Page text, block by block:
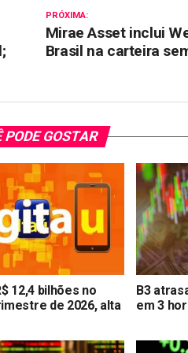
PRÓXIMA:
Mirae Asset inclui
Brasil na carteira
PODE GOSTAR
12,4 bilhões no
de 2026, alta
B3
em 3